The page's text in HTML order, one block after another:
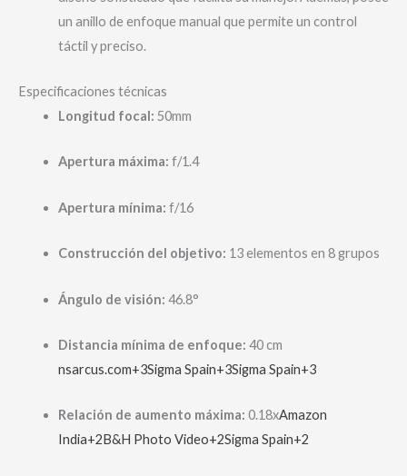
un anillo de enfoque manual que permite un control
táctil y preciso.
Especificaciones técnicas
Longitud focal: 50mm
Apertura máxima: f/1.4
Apertura mínima: f/16
Construcción del objetivo: 13 elementos en 8 grupos
Ángulo de visión: 46.8°
Distancia mínima de enfoque: 40 cm
nsarcus.com+3Sigma Spain+3Sigma Spain+3
Relación de aumento máxima: 0.18xAmazon
India+2B&H Photo Video+2Sigma Spain+2